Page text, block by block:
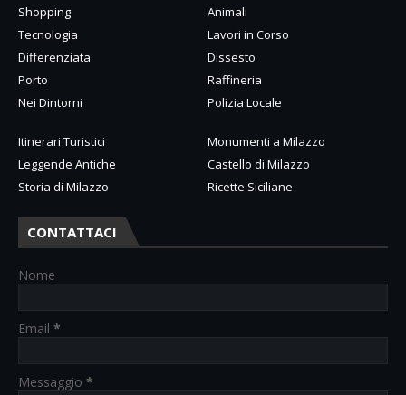
Shopping
Animali
Tecnologia
Lavori in Corso
Differenziata
Dissesto
Porto
Raffineria
Nei Dintorni
Polizia Locale
Itinerari Turistici
Monumenti a Milazzo
Leggende Antiche
Castello di Milazzo
Storia di Milazzo
Ricette Siciliane
CONTATTACI
Nome
Email *
Messaggio *